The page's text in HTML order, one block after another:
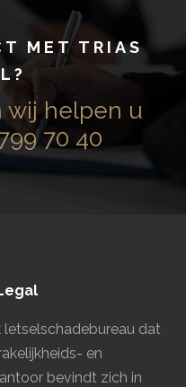
MET TRIAS
?
wij helpen u
70 40
letselschadebureau dat
en
bevindt zich in